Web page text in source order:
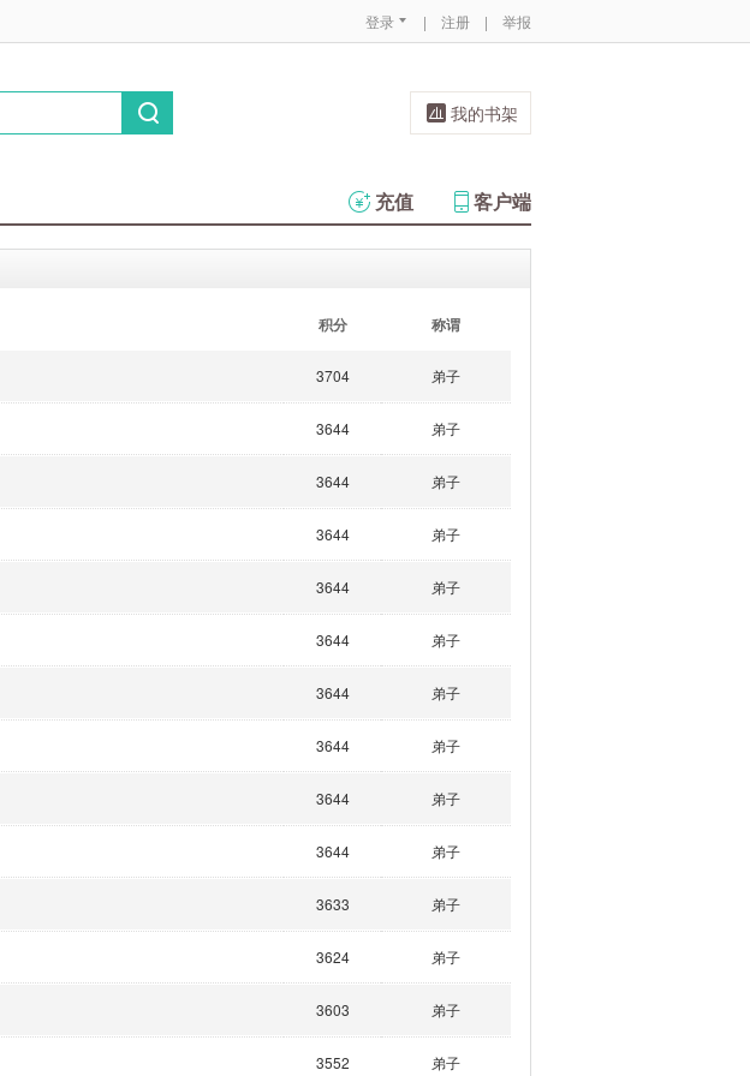
登录 | 注册 | 举报
我的书架
客户端
充值
积分 称谓
3704 弟子
3644 弟子
3644 弟子
3644 弟子
3644 弟子
3644 弟子
3644 弟子
3644 弟子
3644 弟子
3644 弟子
3633 弟子
3624 弟子
3603 弟子
3552 弟子